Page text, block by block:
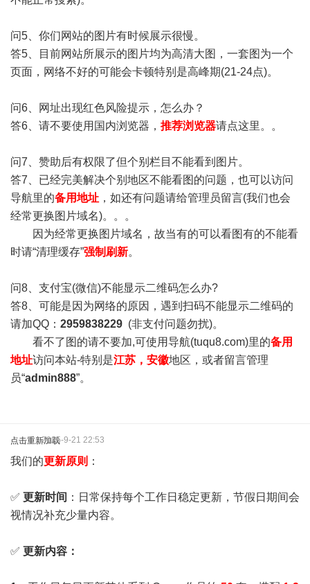
问5、你们网站的图片有时候展示很慢。
答5、目前网站所展示的图片均为高清大图，一套图为一个
页面，网络不好的可能会卡顿特别是高峰期(21-24点)。
问6、网址出现红色风险提示，怎么办？
答6、请不要使用国内浏览器， 推荐浏览器请点这里。。
问7、赞助后有权限了但个别栏目不能看到图片。
答7、已经完美解决个别地区不能看图的问题，也可以访问
导航里的备用地址 ，如还有问题请给管理员留言(我们也会
经常更换图片域名)。。。
因为经常更换图片域名，故当有的可以看图有的不能看
时请“清理缓存”强制刷新。
问8、支付宝(微信)不能显示二维码怎么办?
答8、可能是因为网络的原因，遇到扫码不能显示二维码的
请加QQ： 2959838229 (非支付问题勿扰)。
看不了图的请不要加,可使用导航(tuqu8.com)里的备用
地址访问本站-特别是江苏，安徽地区，或者留言管理
员“admin888”。
点击重新加载2025-9-21 22:53
我们的更新原则 ：
✅ 更新时间 ：日常保持每个工作日稳定更新，节假日期间会
视情况补充少量内容。
✅ 更新内容：